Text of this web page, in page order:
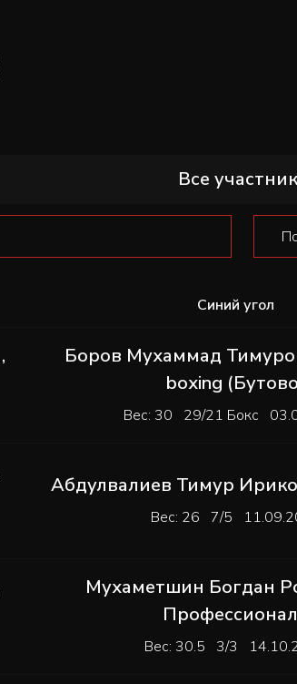
Все
Синий угол
,
Боров Мухаммад
boxing
Вес: 30 29/21 Бокс
Абдулвалиев Тимур
Вес: 26 7/5
Мухаметшин Богдан
Вес: 30.5 3/3